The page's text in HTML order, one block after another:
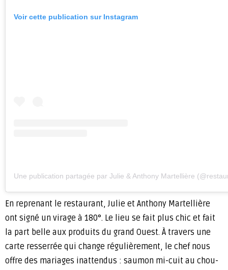
Voir cette publication sur Instagram
Une publication partagée par Julie & Anthony Martellière
En reprenant le restaurant, Julie et Anthony Martellière
ont signé un virage à 180°. Le lieu se fait plus chic et fait
la part belle aux produits du grand Ouest. À travers une
carte resserrée qui change régulièrement, le chef nous
offre des mariages inattendus : saumon mi-cuit au chou-